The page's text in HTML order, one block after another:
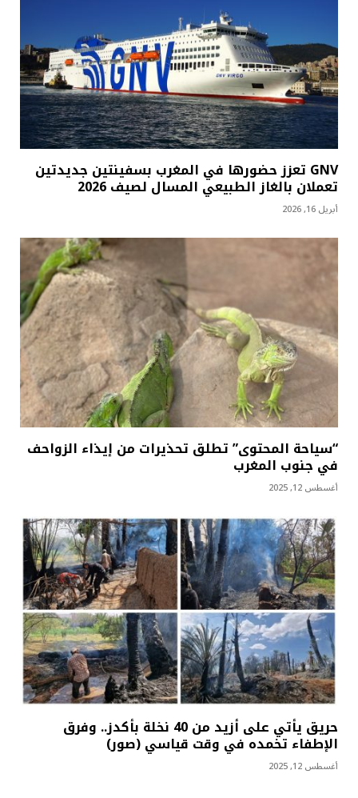
GNV تعزز حضورها في المغرب بسفينتين جديدتين
تعملان بالغاز الطبيعي المسال لصيف 2026
أبريل 16, 2026
“سياحة المحتوى” تطلق تحذيرات من إيذاء الزواحف
في جنوب المغرب
أغسطس 12, 2025
حريق يأتي على أزيد من 40 نخلة بأكدز.. وفرق
الإطفاء تخمده في وقت قياسي (صور)
أغسطس 12, 2025